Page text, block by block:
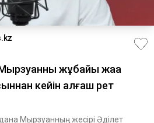
жұбайы жаңа
кейін алғаш рет
Мырзуанның жесірі Әділет